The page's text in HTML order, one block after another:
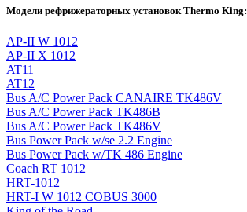
Модели рефрижераторных установок Thermo King:
AP-II W 1012
AP-II X 1012
AT11
AT12
Bus A/C Power Pack CANAIRE TK486V
Bus A/C Power Pack TK486B
Bus A/C Power Pack TK486V
Bus Power Pack w/se 2.2 Engine
Bus Power Pack w/TK 486 Engine
Coach RT 1012
HRT-1012
HRT-I W 1012 COBUS 3000